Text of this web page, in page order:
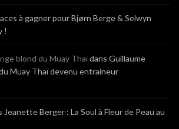
à gagner pour Bjørn Berge & Selwyn
!
blond du Muay Thaïdans Guillaume
Muay Thaï devenu entraineur
Jeanette Berger : La Soul à Fleur de Peau au